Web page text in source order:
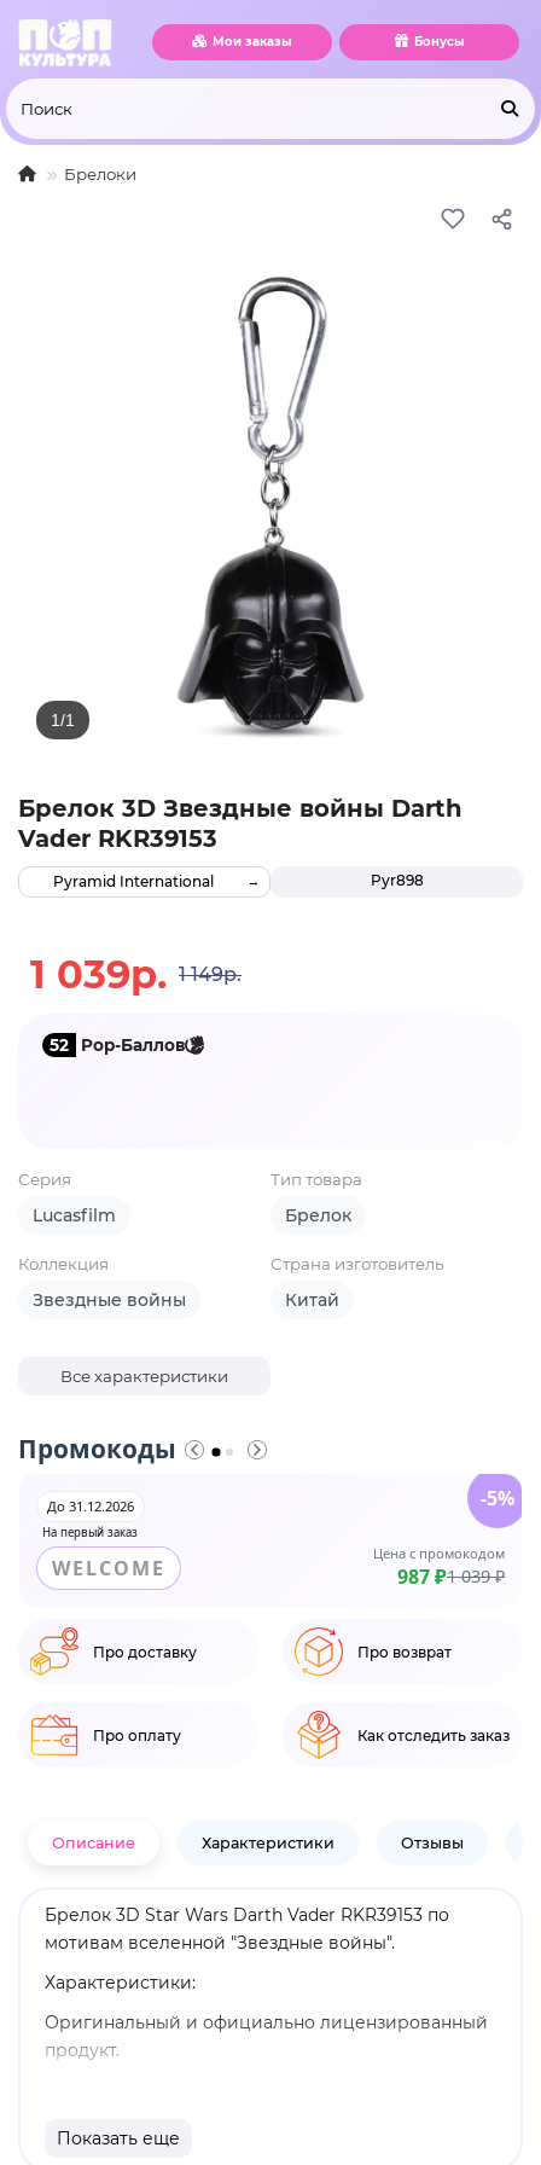
Мои заказы Бонусы
Брелоки
Брелок 3D Звездные войны Darth
Vader RKR39153
Pyr898
Pyramid International
1 039р. 1 149р.
52 Pop-Баллов
Серия
Lucasfilm
Тип товара
Брелок
Коллекция
Звездные войны
Страна изготовитель
Китай
Все характеристики
Промокоды
На первый заказ
До 31.12.2026
WELCOME
Цена с промокодом
987 ₽1 039 ₽
-5%
Про доставку Про возврат
Про оплату Как отследить заказ
Описание Характеристики Отзывы
Брелок 3D Star Wars Darth Vader RKR39153 по
мотивам вселенной "Звездные войны".
Характеристики:
Оригинальный и официально лицензированный
продукт.
Энакин Скайуокер - легендарный
Показать еще